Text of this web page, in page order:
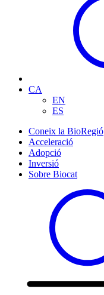
CA
EN
ES
Coneix la BioRegió
Acceleració
Adopció
Inversió
Sobre Biocat